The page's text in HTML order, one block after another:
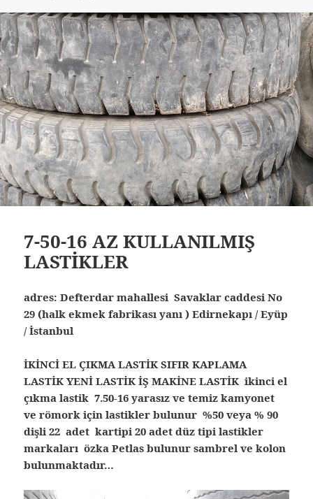
7-50-16 AZ KULLANILMIŞ
LASTİKLER
adres: Defterdar mahallesi Savaklar caddesi No
29 (halk ekmek fabrikası yanı ) Edirnekapı / Eyüp
/ İstanbul
İKİNCİ EL ÇIKMA LASTİK SIFIR KAPLAMA
LASTİK YENİ LASTİK İŞ MAKİNE LASTİK ikinci el
çıkma lastik 7.50-16 yarasız ve temiz kamyonet
ve römork için lastikler bulunur %50 veya % 90
dişli 22 adet kartipi 20 adet düz tipi lastikler
markaları özka Petlas bulunur sambrel ve kolon
bulunmaktadır…